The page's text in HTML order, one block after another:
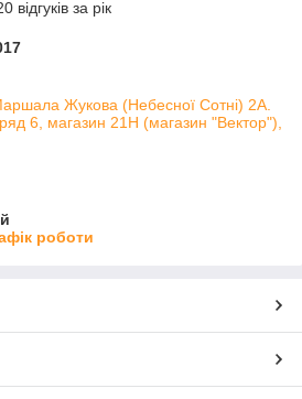
за рік
Жукова (Небесної Сотні) 2А.
6, магазин 21Н (магазин "Вектор"),
роботи